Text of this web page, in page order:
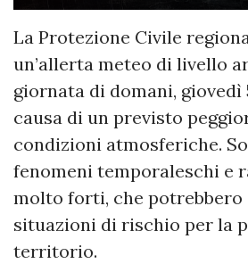
La Protezione Civile
un’allerta meteo di livello
giornata di domani, giovedì
causa di un previsto
condizioni atmosferiche.
fenomeni temporaleschi e
molto forti, che potrebbero
situazioni di rischio per la
territorio.